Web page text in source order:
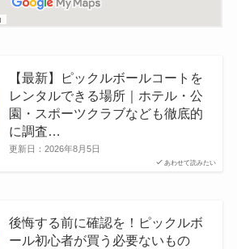
あわせて読みたい
【最新】ピックルボールコートを
レンタルできる場所｜ホテル・公
園・スポーツクラブなども徹底的
に調査…
更新日： 2026年8月5日
後悔する前に確認を！ピックルボ
ール初心者が買う必要ないもの